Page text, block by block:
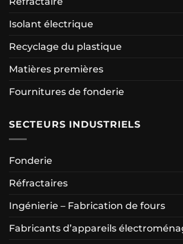
Isolant électrique
Recyclage du plastique
Matières premières
Fournitures de fonderie
SECTEURS INDUSTRIELS
Fonderie
Réfractaires
Ingénierie – Fabrication de fours
Fabricants d’appareils